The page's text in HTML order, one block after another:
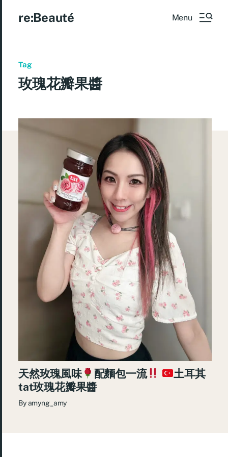
re:Beauté Menu
Tag
玫瑰花瓣果醬
天然玫瑰風味 配麵包一流
土耳其
tat玫瑰花瓣果醬
Byamyng_amy